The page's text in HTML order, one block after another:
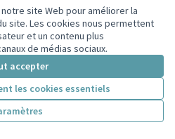
site Web pour améliorer la
site. Les cookies nous permettent
et un contenu plus
de médias sociaux.
accepter
les cookies essentiels